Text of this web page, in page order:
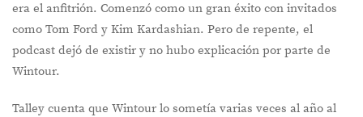
era el anfitrión. Comenzó como un gran éxito con invitados
como Tom Ford y Kim Kardashian. Pero de repente, el
podcast dejó de existir y no hubo explicación por parte de
Wintour.
Talley cuenta que Wintour lo sometía varias veces al año al